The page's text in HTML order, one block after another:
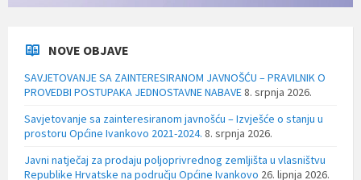
NOVE OBJAVE
SAVJETOVANJE SA ZAINTERESIRANOM JAVNOŠĆU – PRAVILNIK O
PROVEDBI POSTUPAKA JEDNOSTAVNE NABAVE8. srpnja 2026.
Savjetovanje sa zainteresiranom javnošću – Izvješće o stanju u
prostoru Općine Ivankovo 2021-2024. 8. srpnja 2026.
Javni natječaj za prodaju poljoprivrednog zemljišta u vlasništvu
Republike Hrvatske na području Općine Ivankovo 26. lipnja 2026.